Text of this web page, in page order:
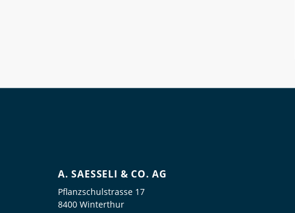
A. SAESSELI & CO. AG
Pflanzschulstrasse 17
8400 Winterthur